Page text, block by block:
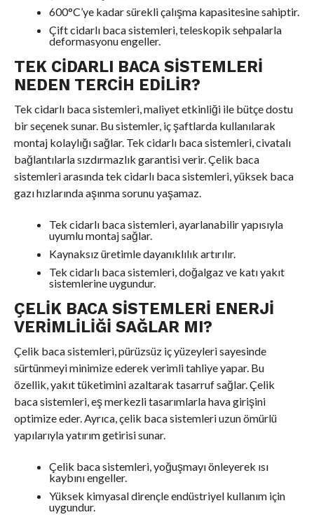
600°C’ye kadar sürekli çalışma kapasitesine sahiptir.
Çift cidarlı baca sistemleri, teleskopik sehpalarla
deformasyonu engeller.
TEK CIDARLI BACA SISTEMLERI
NEDEN TERCIH EDILIR?
Tek cidarlı baca sistemleri, maliyet etkinliği ile bütçe dostu
bir seçenek sunar. Bu sistemler, iç şaftlarda kullanılarak
montaj kolaylığı sağlar. Tek cidarlı baca sistemleri, civatalı
bağlantılarla sızdırmazlık garantisi verir. Çelik baca
sistemleri arasında tek cidarlı baca sistemleri, yüksek baca
gazı hızlarında aşınma sorunu yaşamaz.
Tek cidarlı baca sistemleri, ayarlanabilir yapısıyla
uyumlu montaj sağlar.
Kaynaksız üretimle dayanıklılık artırılır.
Tek cidarlı baca sistemleri, doğalgaz ve katı yakıt
sistemlerine uygundur.
ÇELIK BACA SISTEMLERI ENERJI
VERIMLILIĞI SAĞLAR MI?
Çelik baca sistemleri, pürüzsüz iç yüzeyleri sayesinde
sürtünmeyi minimize ederek verimli tahliye yapar. Bu
özellik, yakıt tüketimini azaltarak tasarruf sağlar. Çelik
baca sistemleri, eş merkezli tasarımlarla hava girişini
optimize eder. Ayrıca, çelik baca sistemleri uzun ömürlü
yapılarıyla yatırım getirisi sunar.
Çelik baca sistemleri, yoğuşmayı önleyerek ısı
kaybını engeller.
Yüksek kimyasal dirençle endüstriyel kullanım için
uygundur.